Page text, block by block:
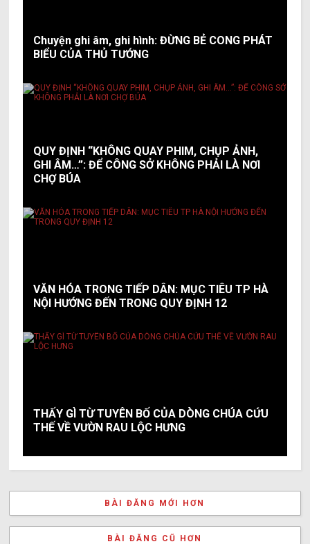
Chuyện ghi âm, ghi hình: ĐỪNG BẺ CONG PHÁT
BIỂU CỦA THỦ TƯỚNG
QUY ĐỊNH “KHÔNG QUAY PHIM, CHỤP ẢNH,
GHI ÂM…”: ĐỂ CÔNG SỞ KHÔNG PHẢI LÀ NƠI
CHỢ BÚA
VĂN HÓA TRONG TIẾP DÂN: MỤC TIÊU TP HÀ
NỘI HƯỚNG ĐẾN TRONG QUY ĐỊNH 12
THẤY GÌ TỪ TUYÊN BỐ CỦA DÒNG CHÚA CỨU
THẾ VỀ VƯỜN RAU LỘC HƯNG
BÀI ĐĂNG MỚI HƠN
BÀI ĐĂNG CŨ HƠN